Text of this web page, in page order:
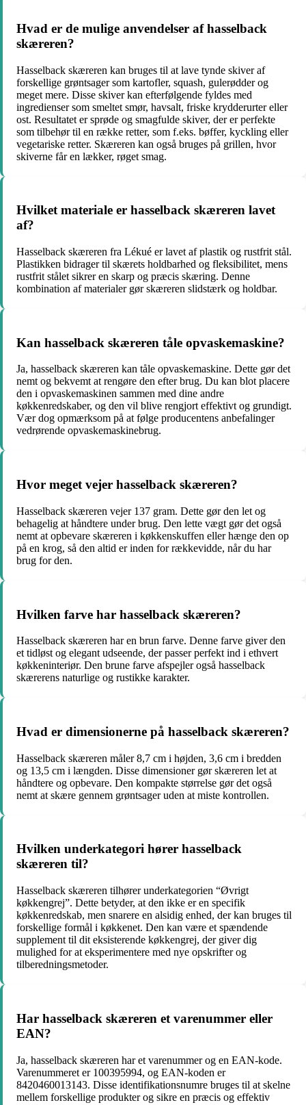
Hvad er de mulige anvendelser af hasselback
skæreren?
Hasselback skæreren kan bruges til at lave tynde skiver af
forskellige grøntsager som kartofler, squash, gulerødder og
meget mere. Disse skiver kan efterfølgende fyldes med
ingredienser som smeltet smør, havsalt, friske krydderurter eller
ost. Resultatet er sprøde og smagfulde skiver, der er perfekte
som tilbehør til en række retter, som f.eks. bøffer, kyckling eller
vegetariske retter. Skæreren kan også bruges på grillen, hvor
skiverne får en lækker, røget smag.
Hvilket materiale er hasselback skæreren lavet
af?
Hasselback skæreren fra Lékué er lavet af plastik og rustfrit stål.
Plastikken bidrager til skærets holdbarhed og fleksibilitet, mens
rustfrit stålet sikrer en skarp og præcis skæring. Denne
kombination af materialer gør skæreren slidstærk og holdbar.
Kan hasselback skæreren tåle opvaskemaskine?
Ja, hasselback skæreren kan tåle opvaskemaskine. Dette gør det
nemt og bekvemt at rengøre den efter brug. Du kan blot placere
den i opvaskemaskinen sammen med dine andre
køkkenredskaber, og den vil blive rengjort effektivt og grundigt.
Vær dog opmærksom på at følge producentens anbefalinger
vedrørende opvaskemaskinebrug.
Hvor meget vejer hasselback skæreren?
Hasselback skæreren vejer 137 gram. Dette gør den let og
behagelig at håndtere under brug. Den lette vægt gør det også
nemt at opbevare skæreren i køkkenskuffen eller hænge den op
på en krog, så den altid er inden for rækkevidde, når du har
brug for den.
Hvilken farve har hasselback skæreren?
Hasselback skæreren har en brun farve. Denne farve giver den
et tidløst og elegant udseende, der passer perfekt ind i ethvert
køkkeninteriør. Den brune farve afspejler også hasselback
skærerens naturlige og rustikke karakter.
Hvad er dimensionerne på hasselback skæreren?
Hasselback skæreren måler 8,7 cm i højden, 3,6 cm i bredden
og 13,5 cm i længden. Disse dimensioner gør skæreren let at
håndtere og opbevare. Den kompakte størrelse gør det også
nemt at skære gennem grøntsager uden at miste kontrollen.
Hvilken underkategori hører hasselback
skæreren til?
Hasselback skæreren tilhører underkategorien “Øvrigt
køkkengrej”. Dette betyder, at den ikke er en specifik
køkkenredskab, men snarere en alsidig enhed, der kan bruges til
forskellige formål i køkkenet. Den kan være et spændende
supplement til dit eksisterende køkkengrej, der giver dig
mulighed for at eksperimentere med nye opskrifter og
tilberedningsmetoder.
Har hasselback skæreren et varenummer eller
EAN?
Ja, hasselback skæreren har et varenummer og en EAN-kode.
Varenummeret er 100395994, og EAN-koden er
8420460013143. Disse identifikationsnumre bruges til at skelne
mellem forskellige produkter og sikre en præcis og effektiv